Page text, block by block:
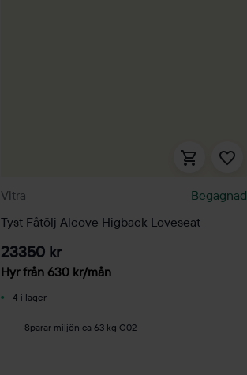
Vitra
Begagnad
Tyst Fåtölj Alcove Higback Loveseat
23350 kr
Hyr från 630 kr/mån
4 i lager
Sparar miljön ca 63 kg C02